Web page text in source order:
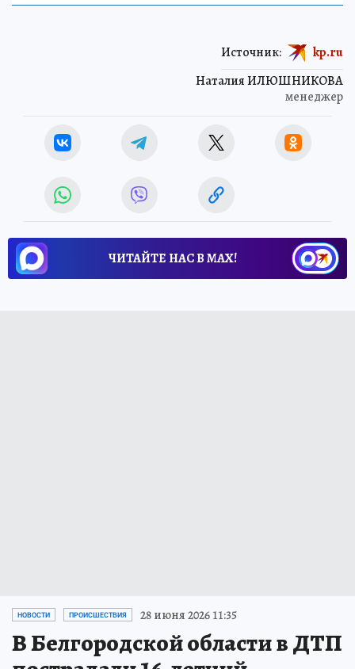
Наталия ИЛЮШНИКОВА
менеджер
Источник: kp.ru
ЧИТАЙТЕ НАС В МАХ!
НОВОСТИ ПРОИСШЕСТВИЯ 28 июня 2026 11:35
В Белгородской области в ДТП